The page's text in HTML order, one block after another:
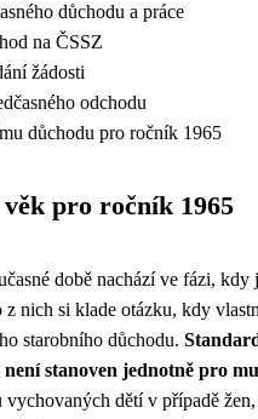
důchodu a práce
na ČSSZ
žádosti
odchodu
důchodu pro ročník 1965
pro ročník 1965
době nachází ve fázi, kdy
z nich si klade otázku, kdy
starobního důchodu.
stanoven jednotně pro
vychovaných dětí v případě